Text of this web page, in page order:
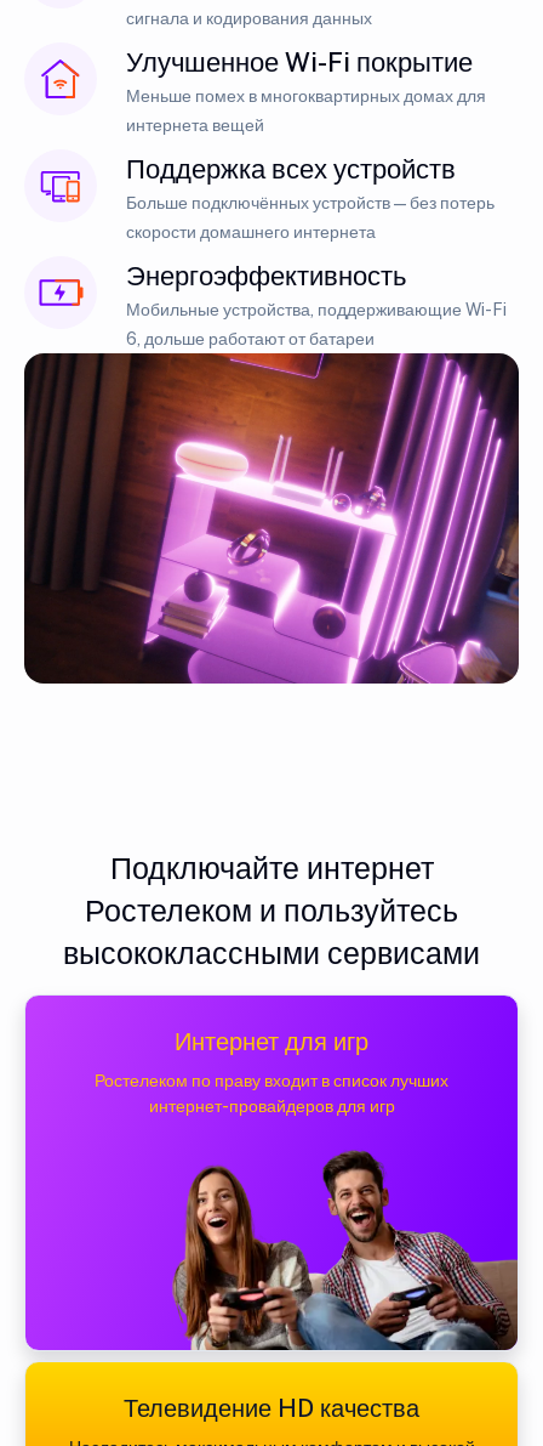
сигнала и кодирования данных
Улучшенное Wi-Fi покрытие
Меньше помех в многоквартирных домах для
интернета вещей
Поддержка всех устройств
Больше подключённых устройств — без потерь
скорости домашнего интернета
Энергоэффективность
Мобильные устройства, поддерживающие Wi-Fi
6, дольше работают от батареи
Подключайте интернет
Ростелеком и пользуйтесь
высококлассными сервисами
Интернет для игр
Ростелеком по праву входит в список лучших
интернет-провайдеров для игр
Телевидение HD качества